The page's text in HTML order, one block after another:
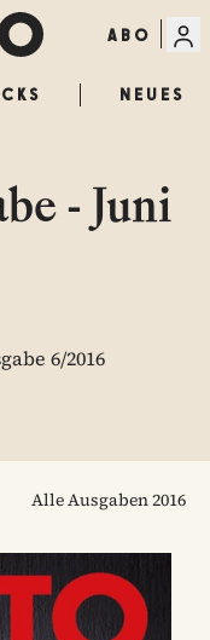
ABO
NEUES
- Juni
6/2016
Alle Ausgaben2016